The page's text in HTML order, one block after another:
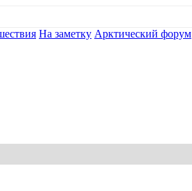
На заметку Арктический форум